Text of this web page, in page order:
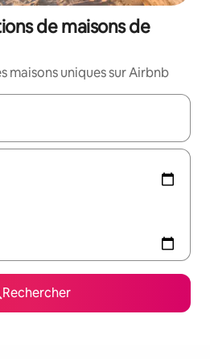
de maisons de
maisons uniques sur Airbnb
utilisez les flèches vers le
Rechercher